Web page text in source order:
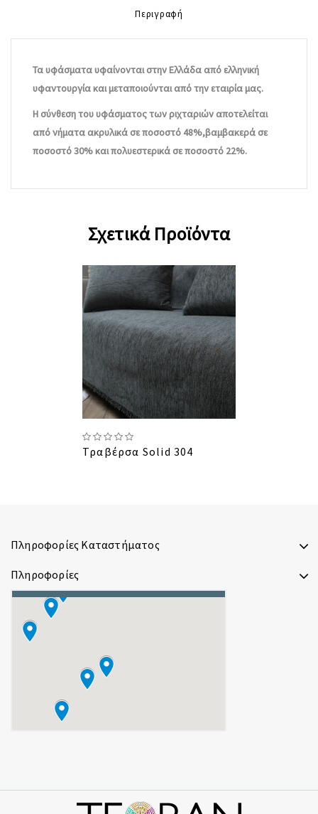
Περιγραφή
Τα υφάσματα υφαίνονται στην Ελλάδα από ελληνική
υφαντουργία και μεταποιούνται από την εταιρία μας.
Η σύνθεση του υφάσματος των ριχταριών αποτελείται
από νήματα ακρυλικά σε ποσοστό 48%,βαμβακερά σε
ποσοστό 30% και πολυεστερικά σε ποσοστό 22%.
Σχετικά Προϊόντα
Τραβέρσα Solid 304
Πληροφορίες Καταστήματος
Πληροφορίες